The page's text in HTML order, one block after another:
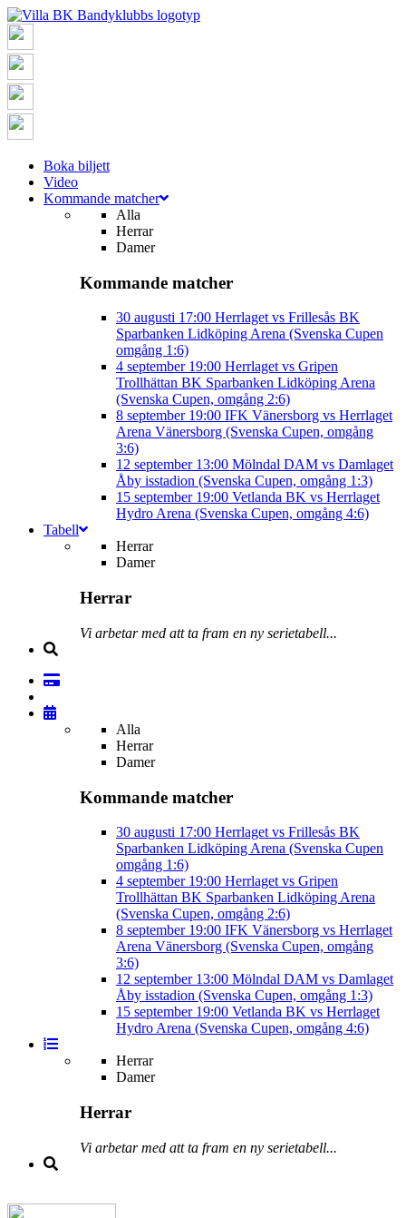
Boka biljett
Video
Kommande matcher
Alla
Herrar
Damer
Kommande matcher
30 augusti 17:00 Herrlaget vs Frillesås BK
Sparbanken Lidköping Arena (Svenska Cupen
omgång 1:6)
4 september 19:00 Herrlaget vs Gripen
Trollhättan BK Sparbanken Lidköping Arena
(Svenska Cupen, omgång 2:6)
8 september 19:00 IFK Vänersborg vs Herrlaget
Arena Vänersborg (Svenska Cupen, omgång
3:6)
12 september 13:00 Mölndal DAM vs Damlaget
Åby isstadion (Svenska Cupen, omgång 1:3)
15 september 19:00 Vetlanda BK vs Herrlaget
Hydro Arena (Svenska Cupen, omgång 4:6)
Tabell
Herrar
Damer
Herrar
Vi arbetar med att ta fram en ny serietabell...
Alla
Herrar
Damer
Kommande matcher
30 augusti 17:00 Herrlaget vs Frillesås BK
Sparbanken Lidköping Arena (Svenska Cupen
omgång 1:6)
4 september 19:00 Herrlaget vs Gripen
Trollhättan BK Sparbanken Lidköping Arena
(Svenska Cupen, omgång 2:6)
8 september 19:00 IFK Vänersborg vs Herrlaget
Arena Vänersborg (Svenska Cupen, omgång
3:6)
12 september 13:00 Mölndal DAM vs Damlaget
Åby isstadion (Svenska Cupen, omgång 1:3)
15 september 19:00 Vetlanda BK vs Herrlaget
Hydro Arena (Svenska Cupen, omgång 4:6)
Herrar
Damer
Herrar
Vi arbetar med att ta fram en ny serietabell...